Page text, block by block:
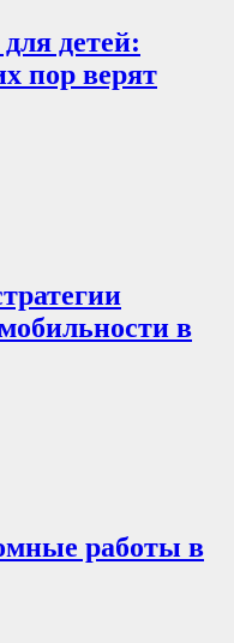
детей:
пор верят
в
работы в